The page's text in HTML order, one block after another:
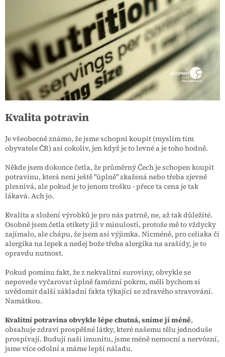
Kvalita potravin
Je všeobecně známo, že jsme schopni koupit (myslím tím
obyvatele ČR) asi cokoliv, jen když je to levné a je toho hodně.
Někde jsem dokonce četla, že průměrný Čech je schopen koupit
potravinu, která není ještě "úplně" zkažená nebo třeba zjevně
plesnivá, ale pokud je to jenom trošku - přece ta cena je tak
lákavá. Ach jo.
Kvalita a složení výrobků je pro nás patrně, ne, až tak důležité.
Osobně jsem četla etikety již v minulosti, protože mě to vždycky
zajímalo, ale chápu, že jsem asi výjimka. Nicméně, pro celiaka či
alergika na lepek a nedej bože třeba alergika na arašídy, je to
opravdu nutnost.
Pokud pominu fakt, že z nekvalitní suroviny, obvykle se
nepovede vyčarovat úplně famózní pokrm, měli bychom si
uvědomit další základní fakta týkající se zdravého stravování.
Namátkou.
Kvalitní potravina obvykle lépe chutná,sníme jí méně,
obsahuje zdraví prospěšné látky, které našemu tělu jednoduše
prospívají. Budují naši imunitu, jsme méně nemocní a nervózní,
jsme více odolní a máme lepší náladu.